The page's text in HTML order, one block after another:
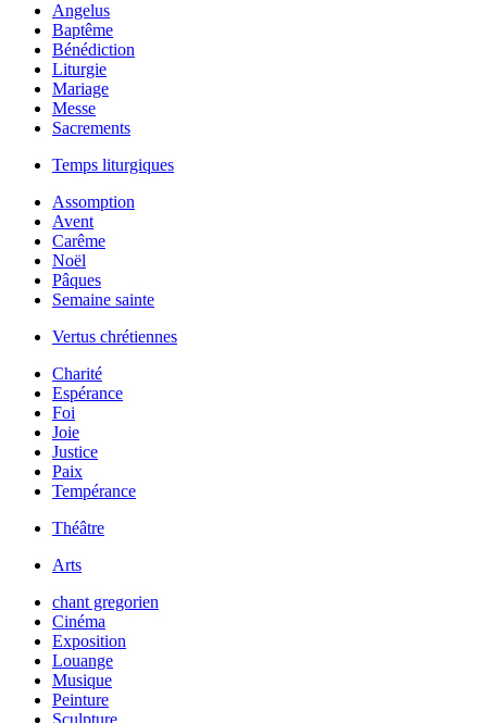
Angelus
Baptême
Bénédiction
Liturgie
Mariage
Messe
Sacrements
Temps liturgiques
Assomption
Avent
Carême
Noël
Pâques
Semaine sainte
Vertus chrétiennes
Charité
Espérance
Foi
Joie
Justice
Paix
Tempérance
Théâtre
Arts
chant gregorien
Cinéma
Exposition
Louange
Musique
Peinture
Sculpture